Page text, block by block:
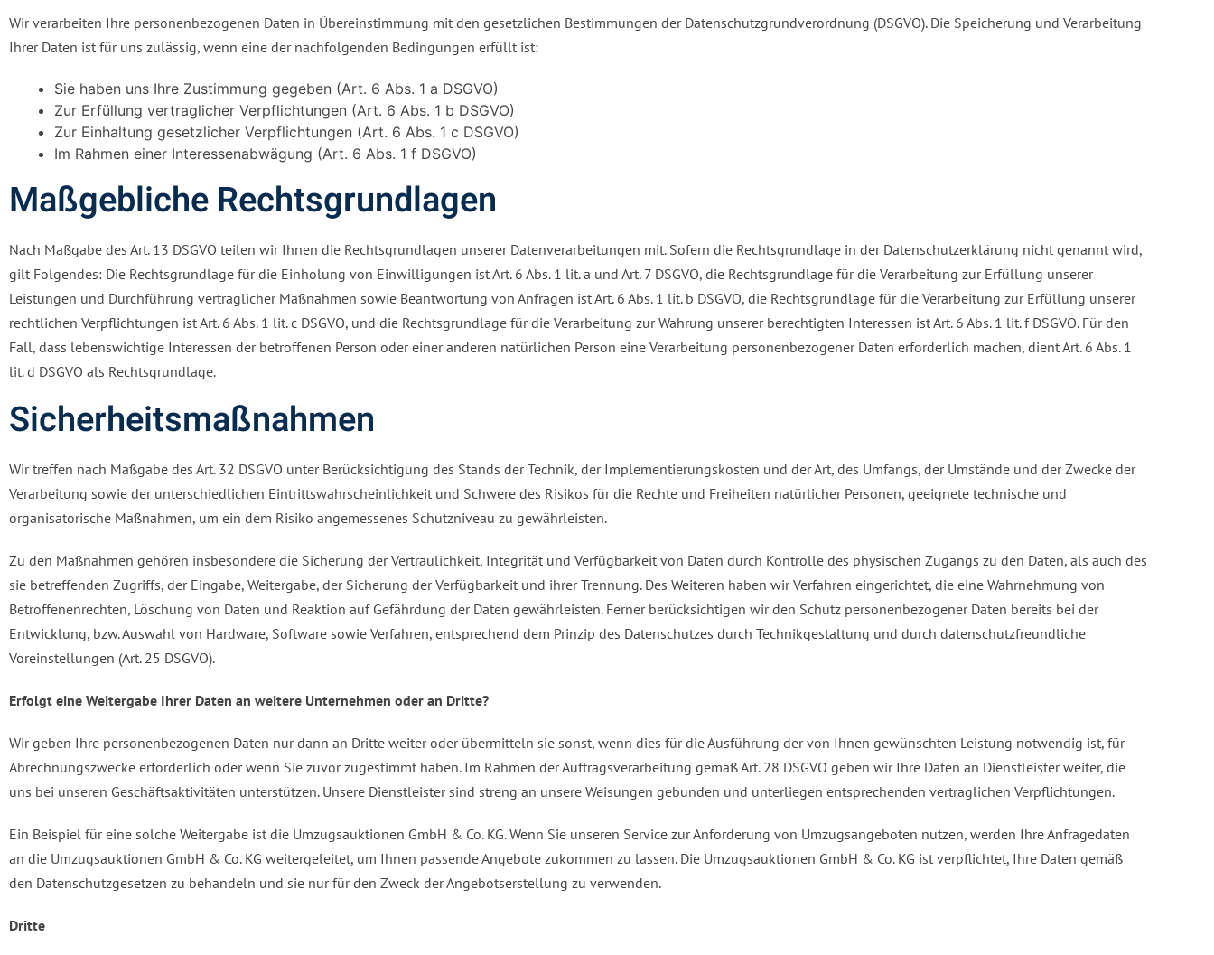
Wir verarbeiten Ihre personenbezogenen Daten in Übereinstimmung mit den gesetzlichen Bestimmungen der Datenschutzgrundverordnung (DSGVO). Die Speicherung und Verarbeitung
Ihrer Daten ist für uns zulässig, wenn eine der nachfolgenden Bedingungen erfüllt ist:
Sie haben uns Ihre Zustimmung gegeben (Art. 6 Abs. 1 a DSGVO)
Zur Erfüllung vertraglicher Verpflichtungen (Art. 6 Abs. 1 b DSGVO)
Zur Einhaltung gesetzlicher Verpflichtungen (Art. 6 Abs. 1 c DSGVO)
Im Rahmen einer Interessenabwägung (Art. 6 Abs. 1 f DSGVO)
Maßgebliche Rechtsgrundlagen
Nach Maßgabe des Art. 13 DSGVO teilen wir Ihnen die Rechtsgrundlagen unserer Datenverarbeitungen mit. Sofern die Rechtsgrundlage in der Datenschutzerklärung nicht genannt wird,
gilt Folgendes: Die Rechtsgrundlage für die Einholung von Einwilligungen ist Art. 6 Abs. 1 lit. a und Art. 7 DSGVO, die Rechtsgrundlage für die Verarbeitung zur Erfüllung unserer
Leistungen und Durchführung vertraglicher Maßnahmen sowie Beantwortung von Anfragen ist Art. 6 Abs. 1 lit. b DSGVO, die Rechtsgrundlage für die Verarbeitung zur Erfüllung unserer
rechtlichen Verpflichtungen ist Art. 6 Abs. 1 lit. c DSGVO, und die Rechtsgrundlage für die Verarbeitung zur Wahrung unserer berechtigten Interessen ist Art. 6 Abs. 1 lit. f DSGVO. Für den
Fall, dass lebenswichtige Interessen der betroffenen Person oder einer anderen natürlichen Person eine Verarbeitung personenbezogener Daten erforderlich machen, dient Art. 6 Abs. 1
lit. d DSGVO als Rechtsgrundlage.
Sicherheitsmaßnahmen
Wir treffen nach Maßgabe des Art. 32 DSGVO unter Berücksichtigung des Stands der Technik, der Implementierungskosten und der Art, des Umfangs, der Umstände und der Zwecke der
Verarbeitung sowie der unterschiedlichen Eintrittswahrscheinlichkeit und Schwere des Risikos für die Rechte und Freiheiten natürlicher Personen, geeignete technische und
organisatorische Maßnahmen, um ein dem Risiko angemessenes Schutzniveau zu gewährleisten.
Zu den Maßnahmen gehören insbesondere die Sicherung der Vertraulichkeit, Integrität und Verfügbarkeit von Daten durch Kontrolle des physischen Zugangs zu den Daten, als auch des
sie betreffenden Zugriffs, der Eingabe, Weitergabe, der Sicherung der Verfügbarkeit und ihrer Trennung. Des Weiteren haben wir Verfahren eingerichtet, die eine Wahrnehmung von
Betroffenenrechten, Löschung von Daten und Reaktion auf Gefährdung der Daten gewährleisten. Ferner berücksichtigen wir den Schutz personenbezogener Daten bereits bei der
Entwicklung, bzw. Auswahl von Hardware, Software sowie Verfahren, entsprechend dem Prinzip des Datenschutzes durch Technikgestaltung und durch datenschutzfreundliche
Voreinstellungen (Art. 25 DSGVO).
Erfolgt eine Weitergabe Ihrer Daten an weitere Unternehmen oder an Dritte?
Wir geben Ihre personenbezogenen Daten nur dann an Dritte weiter oder übermitteln sie sonst, wenn dies für die Ausführung der von Ihnen gewünschten Leistung notwendig ist, für
Abrechnungszwecke erforderlich oder wenn Sie zuvor zugestimmt haben. Im Rahmen der Auftragsverarbeitung gemäß Art. 28 DSGVO geben wir Ihre Daten an Dienstleister weiter, die
uns bei unseren Geschäftsaktivitäten unterstützen. Unsere Dienstleister sind streng an unsere Weisungen gebunden und unterliegen entsprechenden vertraglichen Verpflichtungen.
Ein Beispiel für eine solche Weitergabe ist die Umzugsauktionen GmbH & Co. KG. Wenn Sie unseren Service zur Anforderung von Umzugsangeboten nutzen, werden Ihre Anfragedaten
an die Umzugsauktionen GmbH & Co. KG weitergeleitet, um Ihnen passende Angebote zukommen zu lassen. Die Umzugsauktionen GmbH & Co. KG ist verpflichtet, Ihre Daten gemäß
den Datenschutzgesetzen zu behandeln und sie nur für den Zweck der Angebotserstellung zu verwenden.
Dritte